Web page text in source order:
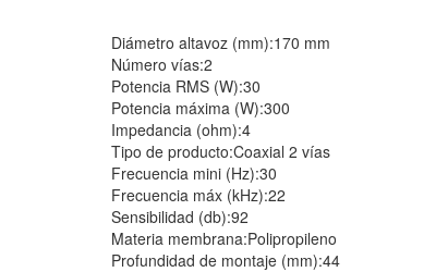
Diámetro altavoz (mm):170 mm
Número vías:2
Potencia RMS (W):30
Potencia máxima (W):300
Impedancia (ohm):4
Tipo de producto:Coaxial 2 vías
Frecuencia mini (Hz):30
Frecuencia máx (kHz):22
Sensibilidad (db):92
Materia membrana:Polipropileno
Profundidad de montaje (mm):44